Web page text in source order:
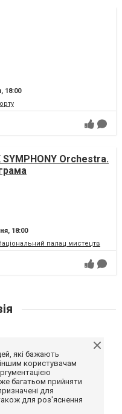
18:00
SYMPHONY Orchestra.
18:00
палац мистецтв
які бажають
користувачам
багатьом прийняти
для
для роз'яснення